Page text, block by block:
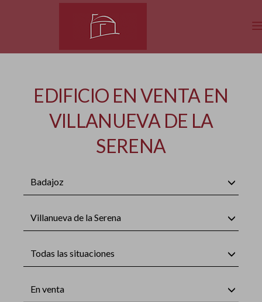
EDIFICIO EN VENTA EN
VILLANUEVA DE LA
SERENA
Badajoz
Villanueva de la Serena
Todas las situaciones
En venta